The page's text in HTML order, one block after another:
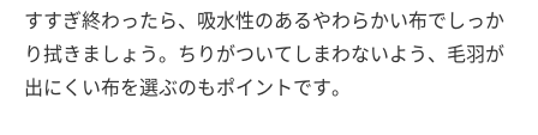
すすぎ終わったら、吸水性のあるやわらかい布でしっか
り拭きましょう。ちりがついてしまわないよう、毛羽が
出にくい布を選ぶのもポイントです。